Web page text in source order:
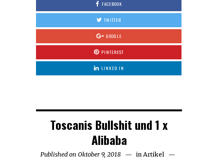
FACEBOOK
TWITTER
GOOGLE
PINTEREST
LINKED IN
Toscanis Bullshit und 1 x
Alibaba
Published on Oktober 9, 2018Oktober
in Artikel